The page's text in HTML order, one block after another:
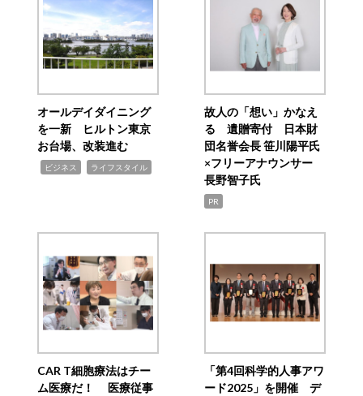
オールデイダイニング
を一新 ヒルトン東京
お台場、改装進む
ビジネス ライフスタイル
故人の「想い」かなえ
る 遺贈寄付 日本財
団名誉会長 笹川陽平氏
×フリーアナウンサー
長野智子氏
PR
CAR T細胞療法はチー
ム医療だ！ 医療従事
「第4回科学的人事アワ
ード2025」を開催 デ